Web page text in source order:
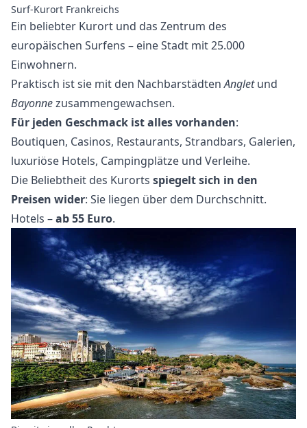
Surf-Kurort Frankreichs
Ein beliebter Kurort und das Zentrum des
europäischen Surfens – eine Stadt mit 25.000
Einwohnern.
Praktisch ist sie mit den NachbarstädtenAngletund
Bayonnezusammengewachsen.
Für jeden Geschmack ist alles vorhanden:
Boutiquen, Casinos, Restaurants, Strandbars, Galerien,
luxuriöse Hotels, Campingplätze und Verleihe.
Die Beliebtheit des Kurorts spiegelt sich in den
Preisen wider: Sie liegen über dem Durchschnitt.
Hotels –ab 55 Euro.